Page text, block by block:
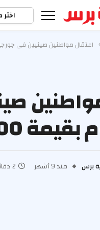
اعتقال مواطنين صينيين في جورجيا
400 ألف دولار
برس منذ 9 أشهر 2 دقائق